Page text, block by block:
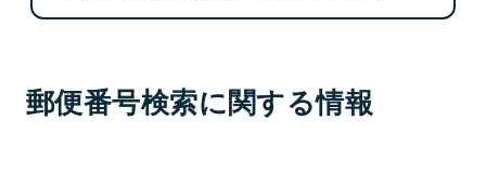
郵便番号検索に関する情報